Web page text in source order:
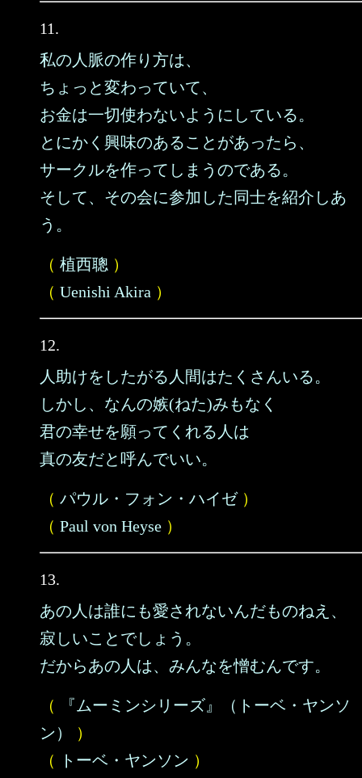
11.
私の人脈の作り方は、
ちょっと変わっていて、
お金は一切使わないようにしている。
とにかく興味のあることがあったら、
サークルを作ってしまうのである。
そして、その会に参加した同士を紹介しあ
う。
（ 植西聰 ）
（ Uenishi Akira ）
12.
人助けをしたがる人間はたくさんいる。
しかし、なんの嫉(ねた)みもなく
君の幸せを願ってくれる人は
真の友だと呼んでいい。
（ パウル・フォン・ハイゼ）
（ Paul von Heyse ）
13.
あの人は誰にも愛されないんだものねえ、
寂しいことでしょう。
だからあの人は、みんなを憎むんです。
（
『ムーミンシリーズ』（トーベ・ヤンソ
ン）
）
（
トーベ・ヤンソン ）